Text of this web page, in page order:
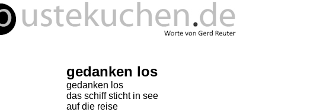
gedanken los
gedanken los
das schiff sticht in see
auf die reise